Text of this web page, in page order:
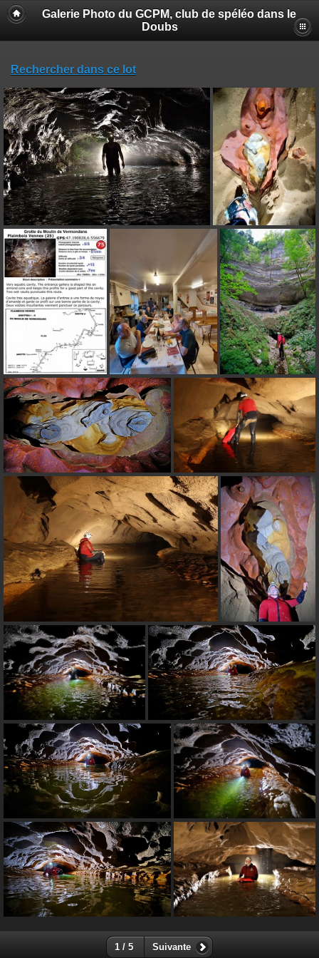
Galerie Photo du GCPM, club de spéléo dans le
Doubs
Rechercher dans ce lot
1 / 5 Suivante